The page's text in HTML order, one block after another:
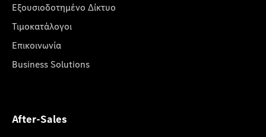
Εξουσιοδοτημένο Δίκτυο
Τιμοκατάλογοι
Επικοινωνία
Business Solutions
After-Sales